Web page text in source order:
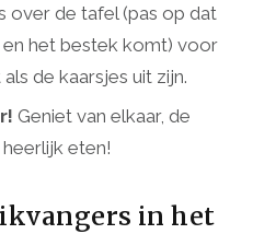
over de tafel (pas op dat
het bestek komt) voor
de kaarsjes uit zijn.
Geniet van elkaar, de
eten!
in het